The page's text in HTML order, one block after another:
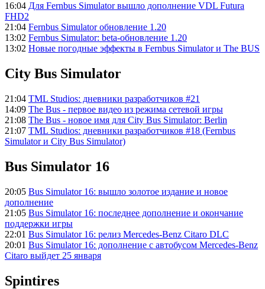
16:04 Для Fernbus Simulator вышло дополнение VDL Futura
FHD2
21:04 Fernbus Simulator обновление 1.20
13:02 Fernbus Simulator: beta-обновление 1.20
13:02 Новые погодные эффекты в Fernbus Simulator и The BUS
City Bus Simulator
21:04 TML Studios: дневники разработчиков #21
14:09 The Bus - первое видео из режима сетевой игры
21:08 The Bus - новое имя для City Bus Simulator: Berlin
21:07 TML Studios: дневники разработчиков #18 (Fernbus
Simulator и City Bus Simulator)
Bus Simulator 16
20:05 Bus Simulator 16: вышло золотое издание и новое
дополнение
21:05 Bus Simulator 16: последнее дополнение и окончание
поддержки игры
22:01 Bus Simulator 16: релиз Mercedes-Benz Citaro DLC
20:01 Bus Simulator 16: дополнение с автобусом Mercedes-Benz
Citaro выйдет 25 января
Spintires